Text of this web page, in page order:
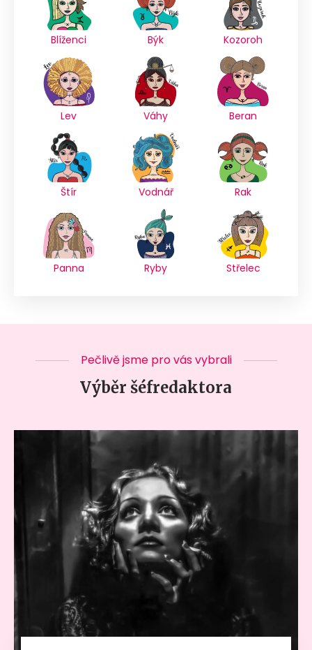
Blíženci Býk Kozoroh
Lev Váhy Beran
Štír Vodnář Rak
Panna Ryby Střelec
Pečlivě jsme pro vás vybrali
Výběr šéfredaktora